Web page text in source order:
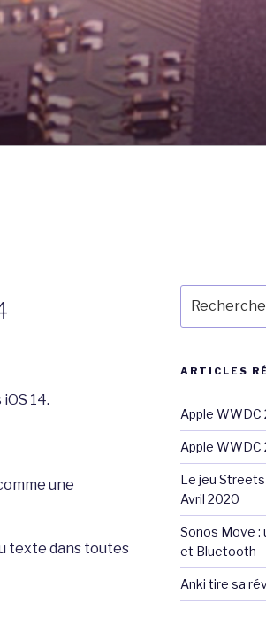
14.
une
texte dans toutes
pour
:
ARTICLES
Apple WWDC
Apple WWDC
Le jeu
Avril 2020
Sonos Move :
et Bluetooth
Anki tire sa